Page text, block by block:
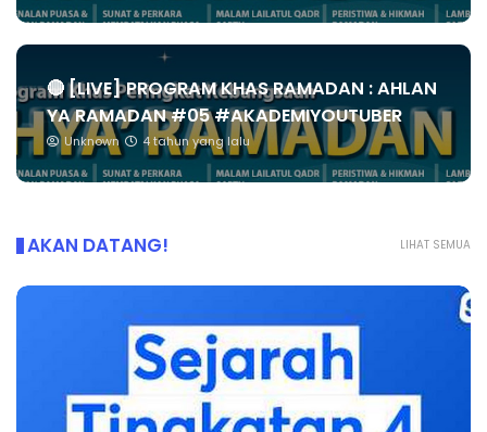
🔴 [LIVE] PROGRAM KHAS RAMADAN : AHLAN
YA RAMADAN #05 #AKADEMIYOUTUBER
Unknown 4 tahun yang lalu
LIHAT SEMUA
AKAN DATANG!